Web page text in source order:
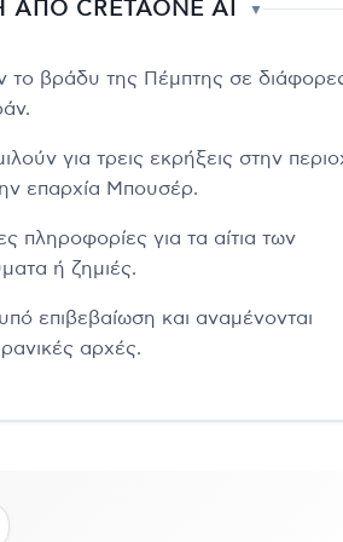
ΑΠΟ CRETAONE AI ▼
το βράδυ της Πέμπτης σε
για τρεις εκρήξεις στην
επαρχία Μπουσέρ.
πληροφορίες για τα αίτια των
ή ζημιές.
επιβεβαίωση και αναμένονται
αρχές.